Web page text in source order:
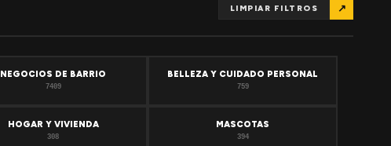
LIMPIAR FILTROS ↗
NEGOCIOS DE BARRIO
7409
BELLEZA Y CUIDADO PERSONAL
759
HOGAR Y VIVIENDA
308
MASCOTAS
394